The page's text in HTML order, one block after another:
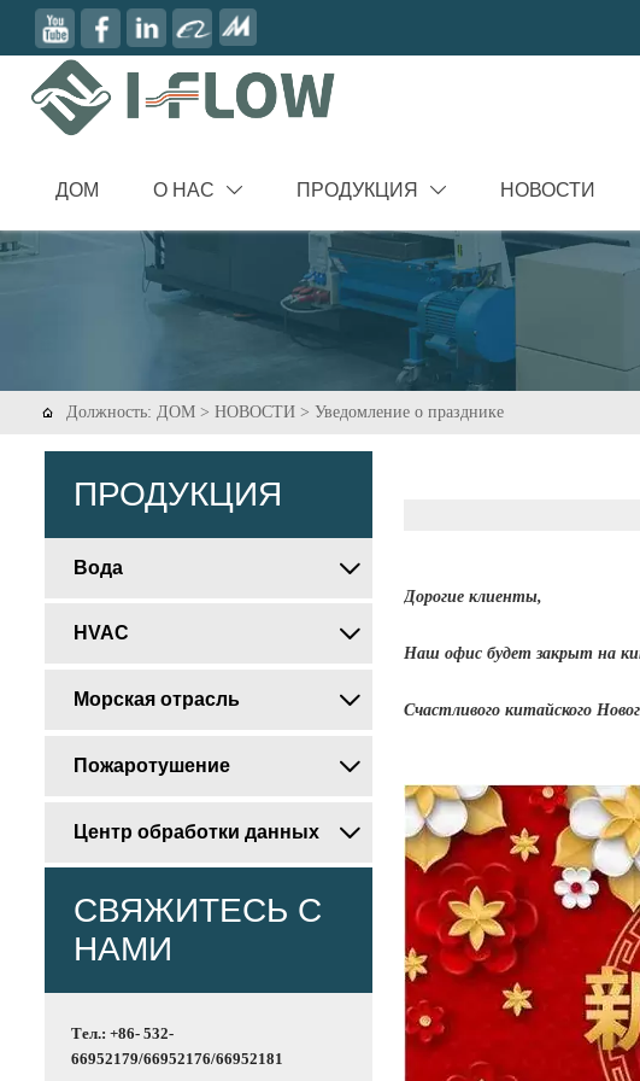
ДОМ О НАС  ПРОДУКЦИЯ  НОВОСТИ
 Должность:ДОМ >НОВОСТИ >Уведомление о празднике
ПРОДУКЦИЯ
Вода 
HVAC 
Морская отрасль 
Пожаротушение 
Центр обработки данных 
СВЯЖИТЕСЬ С
НАМИ
Тел.: +86- 532-
66952179/66952176/66952181
Дорогие клиенты,
Наш офис будет закрыт на
Счастливого китайского